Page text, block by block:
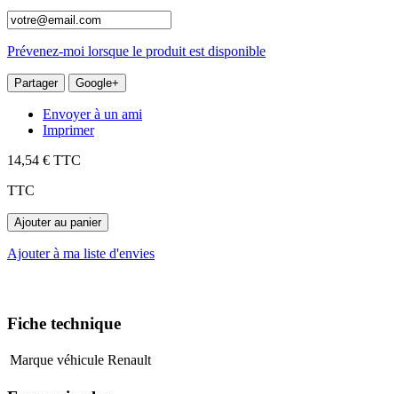
Prévenez-moi lorsque le produit est disponible
Partager Google+
Envoyer à un ami
Imprimer
14,54 € TTC
TTC
Ajouter au panier
Ajouter à ma liste d'envies
Fiche technique
Marque véhicule Renault